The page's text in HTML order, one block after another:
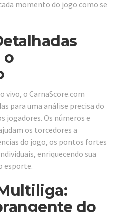
momento do jogo como se
o
vivo, o CarnaScore.com
para uma análise precisa do
jogadores. Os números e
os torcedores a
do jogo, os pontos fortes
enriquecendo sua
esporte.
do